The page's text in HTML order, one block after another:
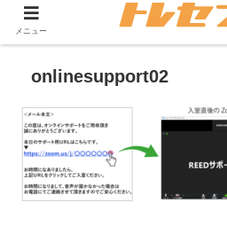
onlinesupport02
メニュー